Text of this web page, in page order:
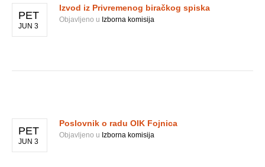
PET
JUN 3
Izvod iz Privremenog biračkog spiska
Objavljeno u Izborna komisija
PET
JUN 3
Poslovnik o radu OIK Fojnica
Objavljeno u Izborna komisija